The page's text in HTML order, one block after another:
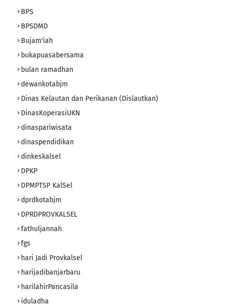
BPS
BPSDMD
Bujam'iah
bukapuasabersama
bulan ramadhan
dewankotabjm
Dinas Kelautan dan Perikanan (Dislautkan)
DinasKoperasiUKN
dinaspariwisata
dinaspendidikan
dinkeskalsel
DPKP
DPMPTSP KalSel
dprdkotabjm
DPRDPROVKALSEL
fathuljannah
fgs
hari Jadi Provkalsel
harijadibanjarbaru
harilahirPancasila
iduladha